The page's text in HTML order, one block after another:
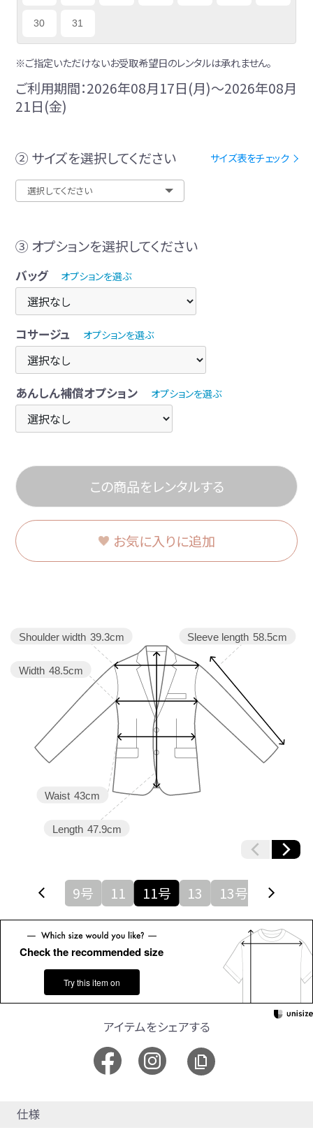
30 31
※ご指定いただけないお受取希望日のレンタルは承れません。
ご利用期間：2026年08月17日(月)～2026年08月
21日(金)
② サイズを選択してください サイズ表をチェック
③ オプションを選択してください
バッグ オプションを選ぶ
コサージュ オプションを選ぶ
あんしん補償オプション オプションを選ぶ
この商品をレンタルする
お気に入りに追加
Sleeve length 58.5cm
Length 47.9cm
Waist 43cm
Width 48.5cm
Shoulder width 39.3cm
9号 11 11号 13 13号 15号
Check the recommended size
Try this item on
アイテムをシェアする
仕様